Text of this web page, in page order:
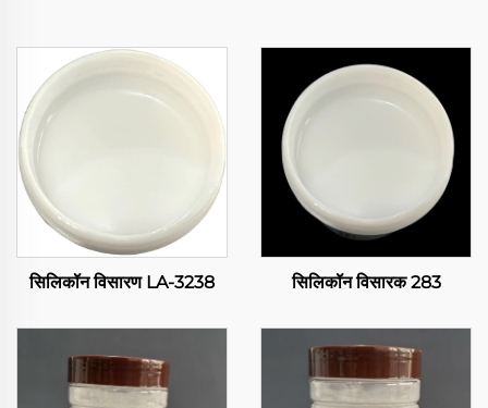
सिलिकॉन विसारण LA-3238 सिलिकॉन विसारक 283